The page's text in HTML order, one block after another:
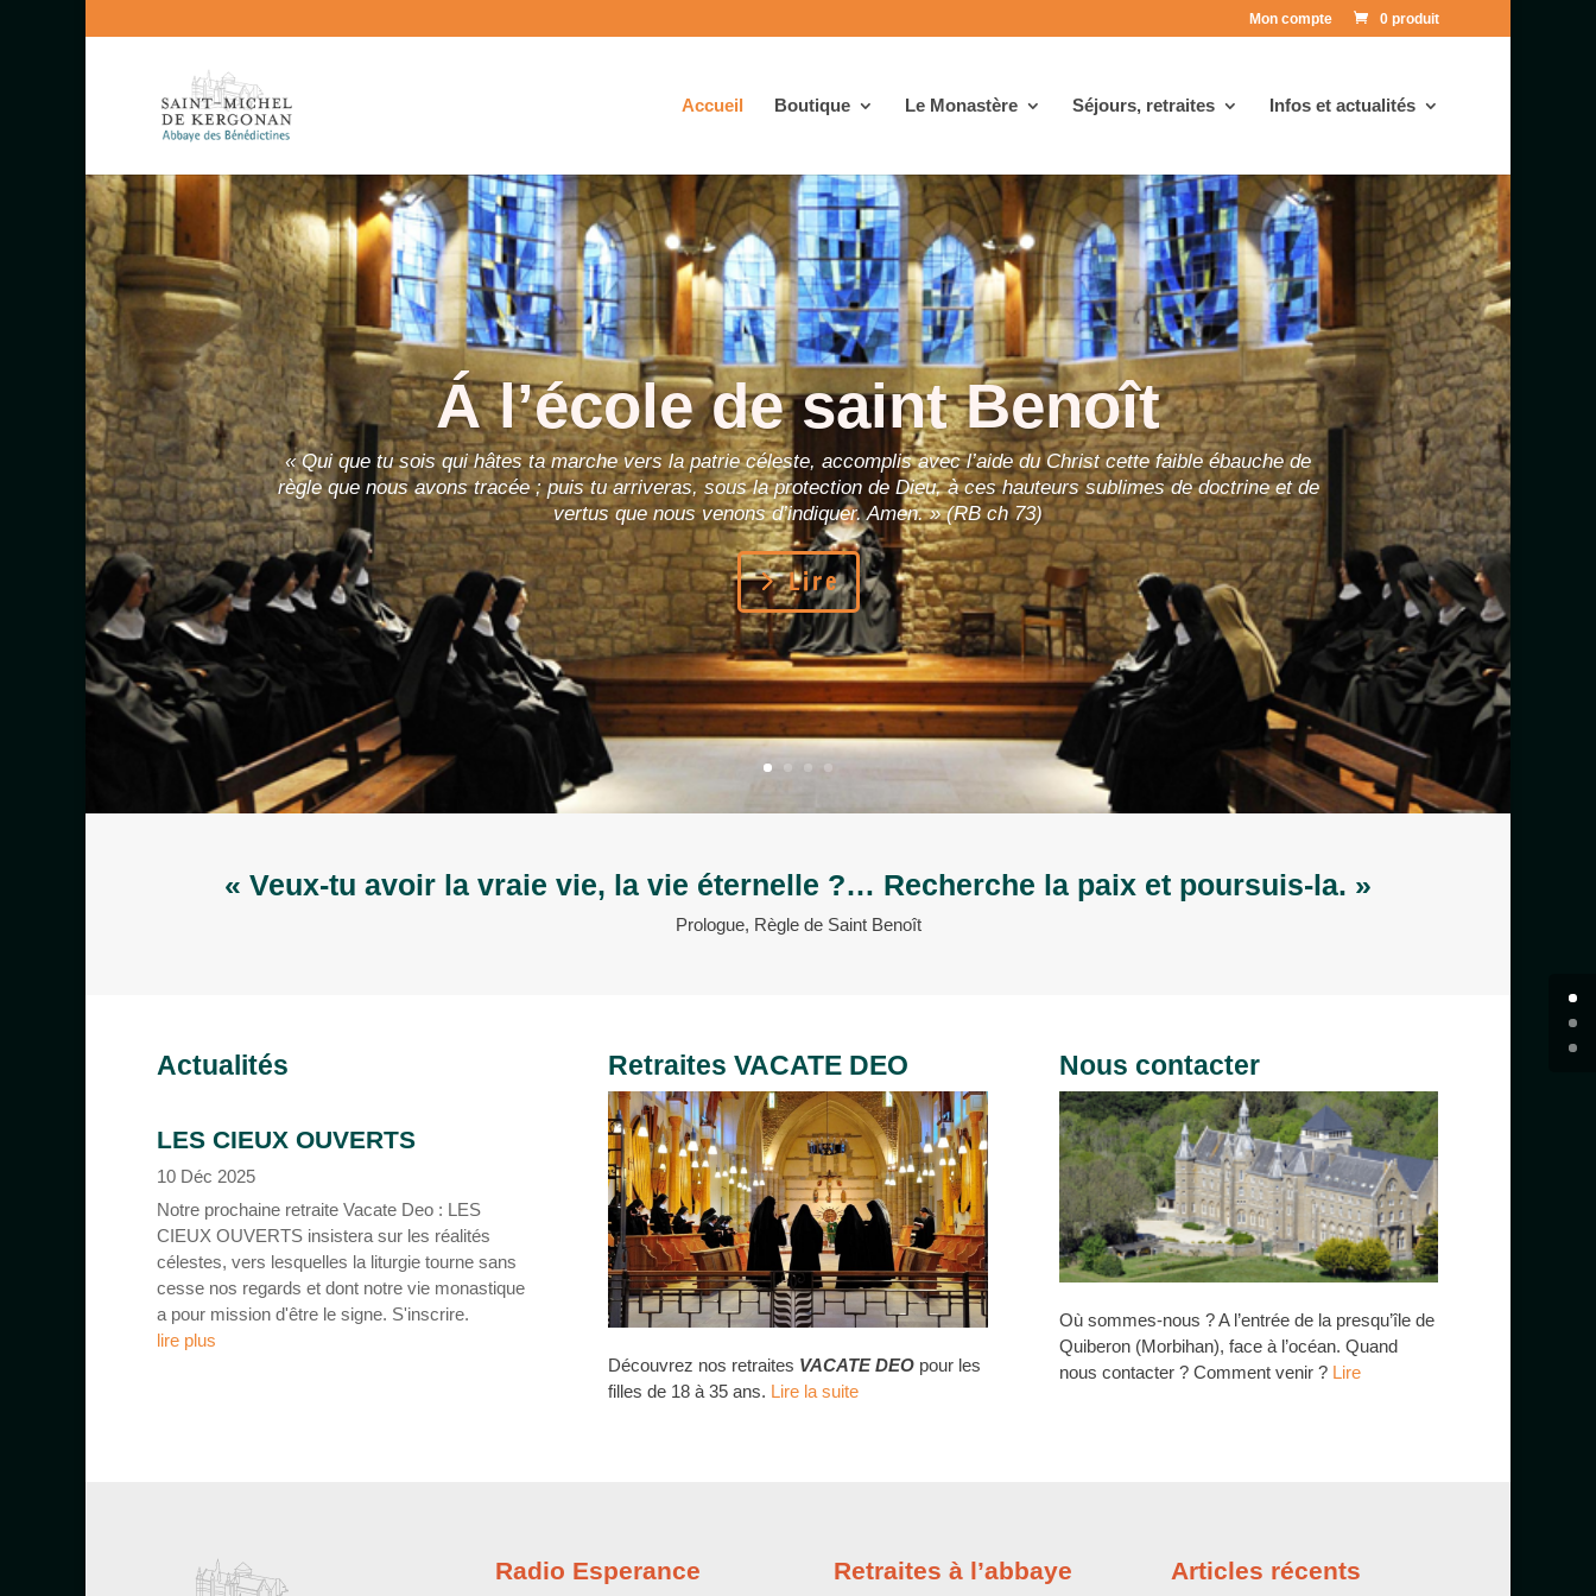
Mon compte 0 produit
Accueil Boutique Le Monastère Séjours, retraites Infos et actualités
Á l’école de saint Benoît
« Qui que tu sois qui hâtes ta marche vers la patrie céleste, accomplis avec l’aide du Christ cette faible ébauche de
règle que nous avons tracée ; puis tu arriveras, sous la protection de Dieu, à ces hauteurs sublimes de doctrine et de
vertus que nous venons d’indiquer. Amen. » (RB ch 73)
Lire
« Veux-tu avoir la vraie vie, la vie éternelle ?… Recherche la paix et poursuis-la. »
Prologue, Règle de Saint Benoît
Actualités
LES CIEUX OUVERTS
10 Déc 2025
Notre prochaine retraite Vacate Deo : LES
CIEUX OUVERTS insistera sur les réalités
célestes, vers lesquelles la liturgie tourne sans
cesse nos regards et dont notre vie monastique
a pour mission d'être le signe. S'inscrire.
lire plus
Retraites VACATE DEO
Découvrez nos retraites VACATE DEO pour les
filles de 18 à 35 ans. Lire la suite
Nous contacter
Où sommes-nous ? A l’entrée de la presqu’île de
Quiberon (Morbihan), face à l’océan. Quand
nous contacter ? Comment venir ? Lire
Radio Esperance Retraites à l’abbaye Articles récents